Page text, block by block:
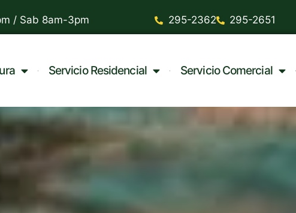
/ Sab 8am-3pm 295-2362 295-2651
Servicio Residencial Servicio Comercial